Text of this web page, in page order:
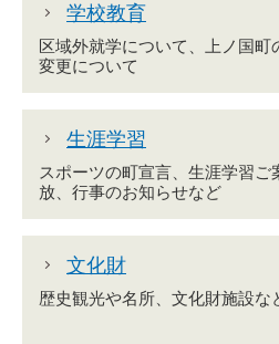
学校教育
区域外就学について、上ノ国町
変更について
生涯学習
スポーツの町宣言、生涯学習ご
放、行事のお知らせなど
文化財
歴史観光や名所、文化財施設な